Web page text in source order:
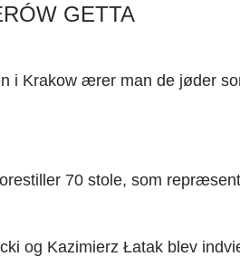
GETTA
i Krakow ærer man de jøder
70 stole, som
og Kazimierz Łatak blev